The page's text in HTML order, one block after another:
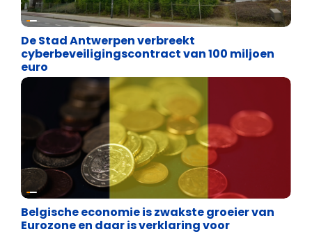
Binnenland politiek
De Stad Antwerpen verbreekt
cyberbeveiligingscontract van 100 miljoen
euro
Binnenland politiek
Belgische economie is zwakste groeier van
Eurozone en daar is verklaring voor